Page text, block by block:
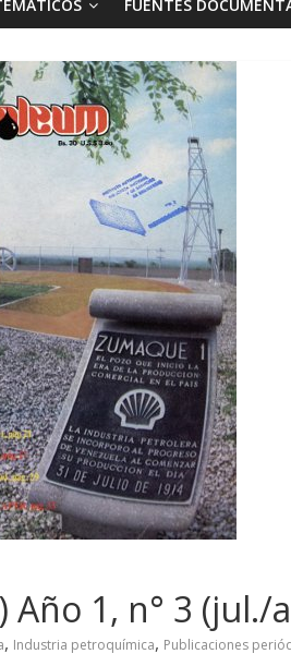
FUENTES
1, n° 3 (jul./
, Industria petroquímica, Publicaciones